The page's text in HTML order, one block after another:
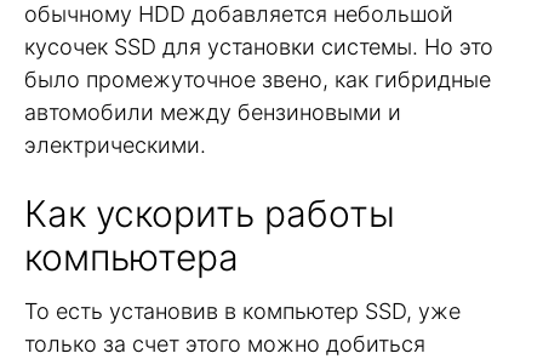
обычному HDD добавляется небольшой
кусочек SSD для установки системы. Но это
было промежуточное звено, как гибридные
автомобили между бензиновыми и
электрическими.
Как ускорить работы
компьютера
То есть установив в компьютер SSD, уже
только за счет этого можно добиться